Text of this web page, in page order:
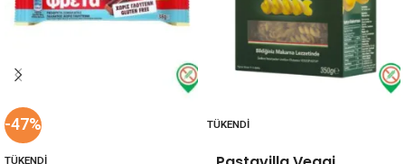
-47%
TÜKENDI
TÜKENDI